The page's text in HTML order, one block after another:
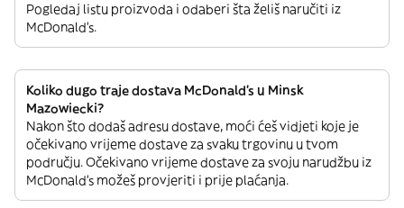
Pogledaj listu proizvoda i odaberi šta želiš naručiti iz
McDonald's.
Koliko dugo traje dostava McDonald's u Minsk
Mazowiecki?
Nakon što dodaš adresu dostave, moći ćeš vidjeti koje je
očekivano vrijeme dostave za svaku trgovinu u tvom
području. Očekivano vrijeme dostave za svoju narudžbu iz
McDonald's možeš provjeriti i prije plaćanja.